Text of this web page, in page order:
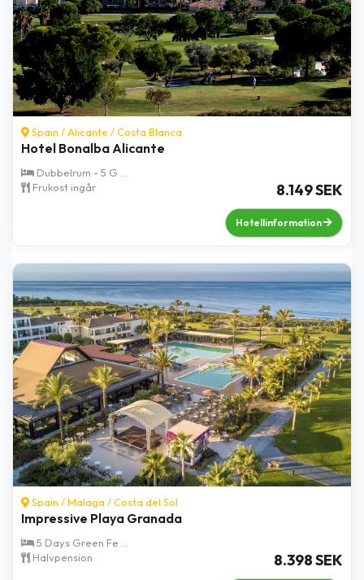
Spain /Alicante /Costa Blanca
Hotel Bonalba Alicante
Dubbelrum - 5 G ...
Frukost ingår
8.149 SEK
Hotellinformation
Spain /Malaga /Costa del Sol
Impressive Playa Granada
5 Days Green Fe ...
Halvpension
8.398 SEK